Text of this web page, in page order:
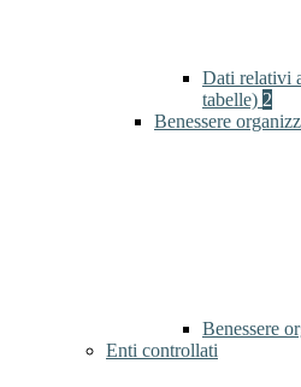
Dati relativi
tabelle) 2
Benessere
Benessere
Enti controllati